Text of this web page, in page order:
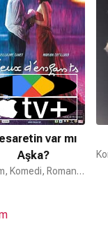
var mı
Aşka?
Dram, Komedi, Romantik